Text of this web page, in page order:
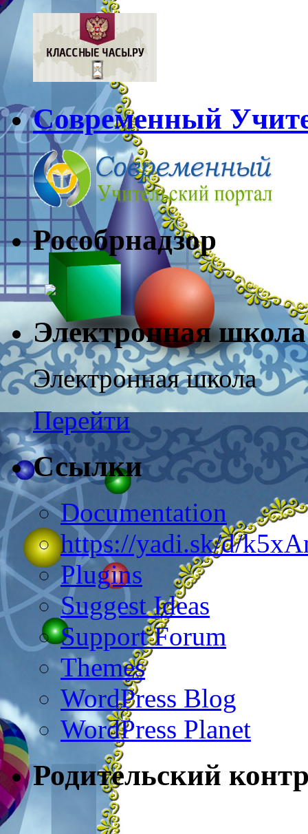
Современный
Электронная школа
Электронная школа
Перейти
Ссылки
Documentation
https://yadi.sk/d/
Plugins
Suggest Ideas
Support Forum
Themes
WordPress Blog
WordPress Planet
Родительский